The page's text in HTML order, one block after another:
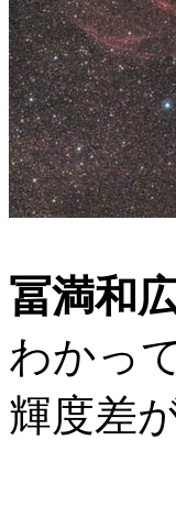
冨満和
わかっ
輝度差